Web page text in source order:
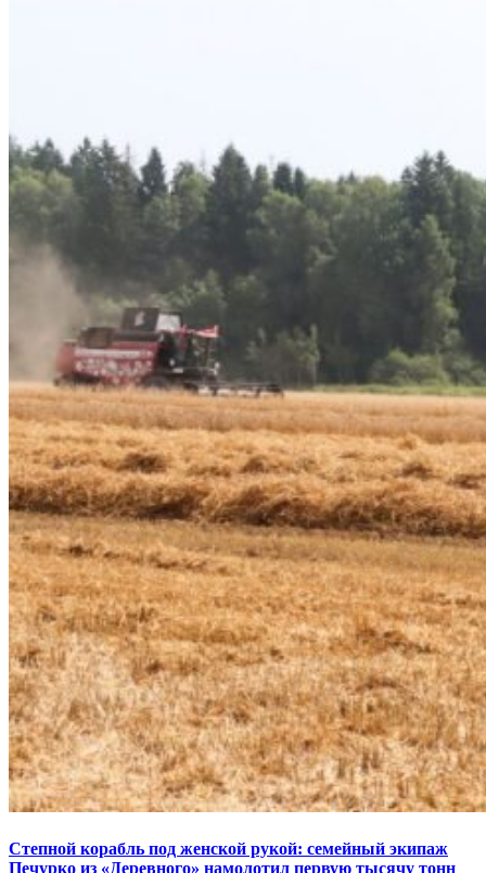
Степной корабль под женской рукой: семейный экипаж
Печурко из «Деревного» намолотил первую тысячу тонн